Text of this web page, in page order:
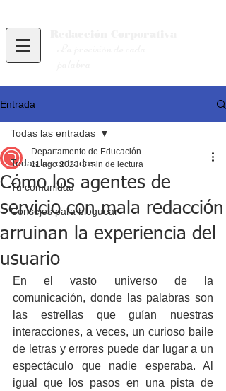
Entrada
Todas las entradas
Tu comunidad
Consejos para bloguear
Todas las entradas
Cómo los agentes de
servicio con mala redacción
arruinan la experiencia del
usuario
Departamento de Educación
11 ago 2023 3 min de lectura
En el vasto universo de la
comunicación, donde las palabras son
las estrellas que guían nuestras
interacciones, a veces, un curioso baile
de letras y errores puede dar lugar a un
espectáculo que nadie esperaba. Al
igual que los pasos en una pista de